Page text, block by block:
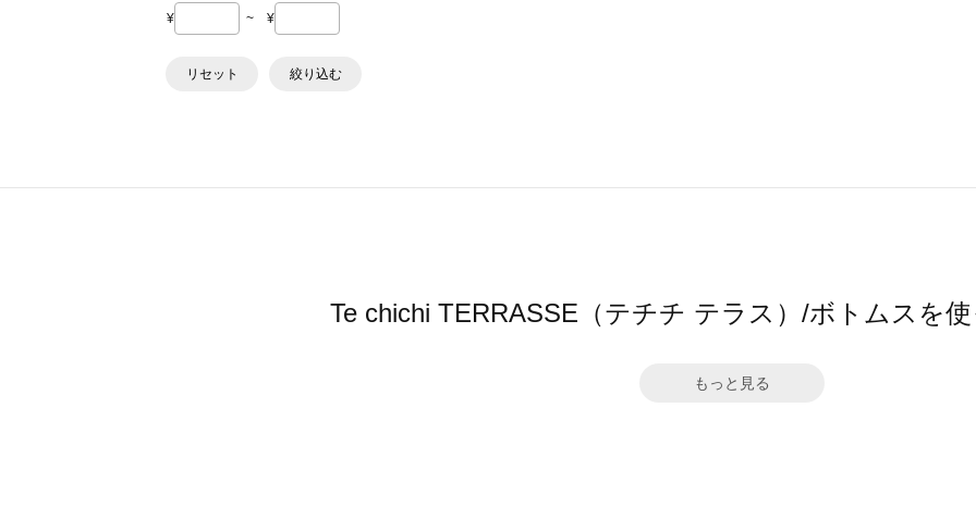
¥ ~ ¥
リセット 絞り込む
Te chichi TERRASSE（テチチ テラス）/ボトムスを
もっと見る